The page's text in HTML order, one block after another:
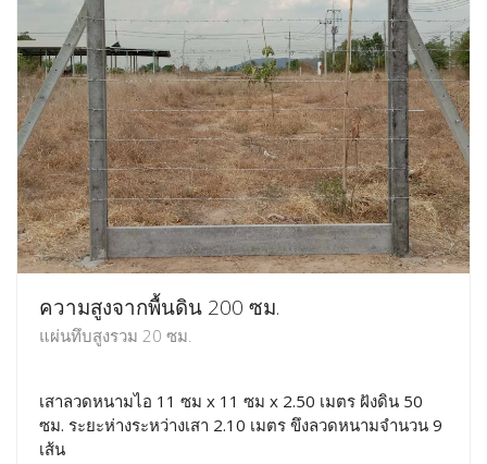
ความสูงจากพื้นดิน 200 ซม.
แผ่นทึบสูงรวม 20 ซม.
เสาลวดหนามไอ 11 ซม x 11 ซม x 2.50 เมตร ฝังดิน 50
ซม. ระยะห่างระหว่างเสา 2.10 เมตร ขึงลวดหนามจำนวน 9
เส้น